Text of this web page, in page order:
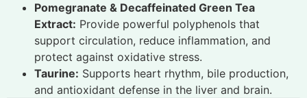
Pomegranate & Decaffeinated Green Tea
Extract: Provide powerful polyphenols that
support circulation, reduce inflammation, and
protect against oxidative stress.
Taurine: Supports heart rhythm, bile production,
and antioxidant defense in the liver and brain.